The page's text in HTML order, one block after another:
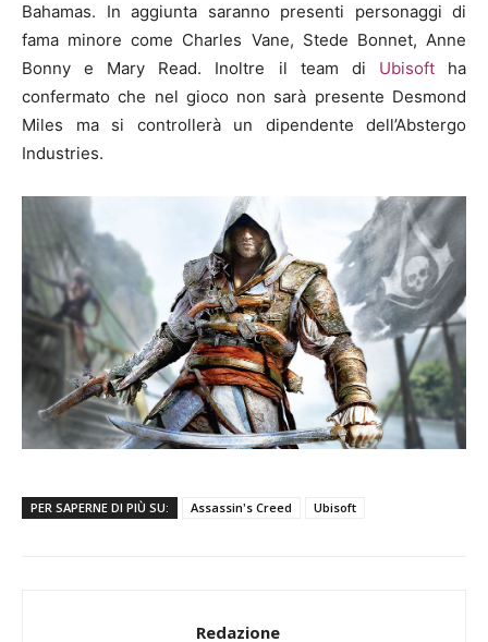
Bahamas. In aggiunta saranno presenti personaggi di
fama minore come Charles Vane, Stede Bonnet, Anne
Bonny e Mary Read. Inoltre il team di Ubisoftha
confermato che nel gioco non sarà presente Desmond
Miles ma si controllerà un dipendente dell’Abstergo
Industries.
PER SAPERNE DI PIÙ SU: Assassin's Creed Ubisoft
Redazione